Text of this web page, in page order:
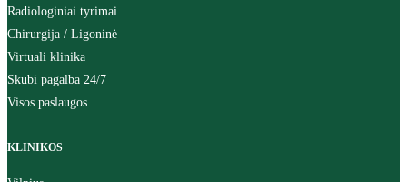
Radiologiniai tyrimai
Chirurgija / Ligoninė
Virtuali klinika
Skubi pagalba 24/7
Visos paslaugos
KLINIKOS